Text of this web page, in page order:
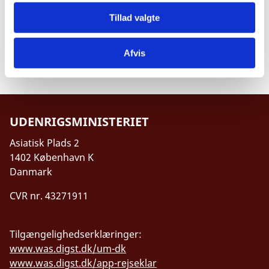
Tillad valgte
Afvis
vedrørende mistanke om eller konstateret
misbrug med dansk udviklingsbistand.
UDENRIGSMINISTERIET
Asiatisk Plads 2
1402 København K
Danmark
CVR nr. 43271911
Tilgængelighedserklæringer:
www.was.digst.dk/um-dk
www.was.digst.dk/app-rejseklar